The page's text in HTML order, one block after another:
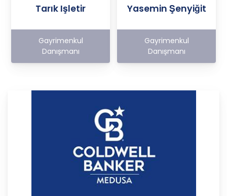
Tarık Işletir
Gayrimenkul
Danışmanı
Yasemin Şenyiğit
Gayrimenkul
Danışmanı